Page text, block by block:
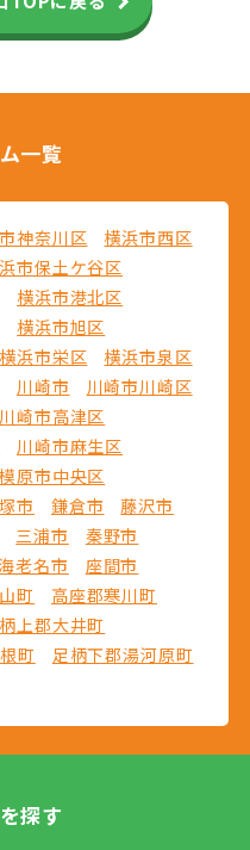
一覧
神奈川区
横浜市西区
市保土ケ谷区
横浜市港北区
横浜市旭区
横浜市栄区
横浜市泉区
川崎市
川崎市川崎区
川崎市高津区
川崎市麻生区
原市中央区
市 鎌倉市
藤沢市
三浦市
秦野市
老名市
座間市
町
高座郡寒川町
上郡大井町
町
足柄下郡湯河原町
探す